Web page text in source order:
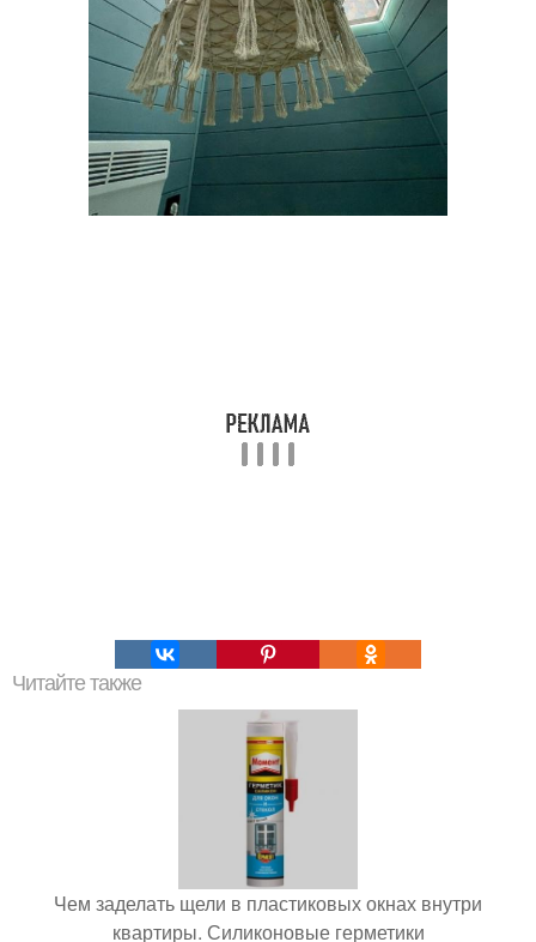
Читайте также
Чем заделать щели в пластиковых окнах внутри
квартиры. Силиконовые герметики